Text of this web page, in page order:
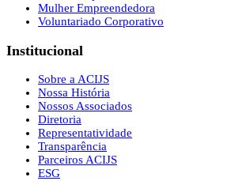
Mulher Empreendedora
Voluntariado Corporativo
Institucional
Sobre a ACIJS
Nossa História
Nossos Associados
Diretoria
Representatividade
Transparência
Parceiros ACIJS
ESG